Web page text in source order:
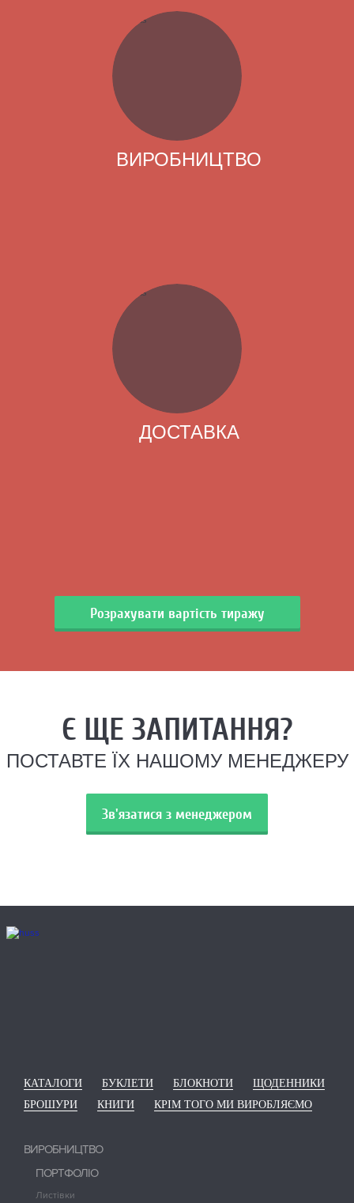
ВИРОБНИЦТВО
ДОСТАВКА
Розрахувати вартість тиражу
Є ЩЕ ЗАПИТАННЯ?
ПОСТАВТЕ ЇХ НАШОМУ МЕНЕДЖЕРУ
Зв'язатися з менеджером
КАТАЛОГИ БУКЛЕТИ БЛОКНОТИ
ЩОДЕННИКИ
БРОШУРИ
КНИГИ КРІМ ТОГО МИ ВИРОБЛЯЄМО
ВИРОБНИЦТВО
ПОРТФОЛІО
Листівки